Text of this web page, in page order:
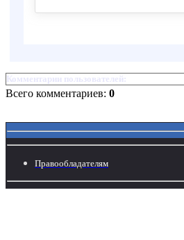
Комментарии пользователей:
Всего комментариев: 0
Правообладателям